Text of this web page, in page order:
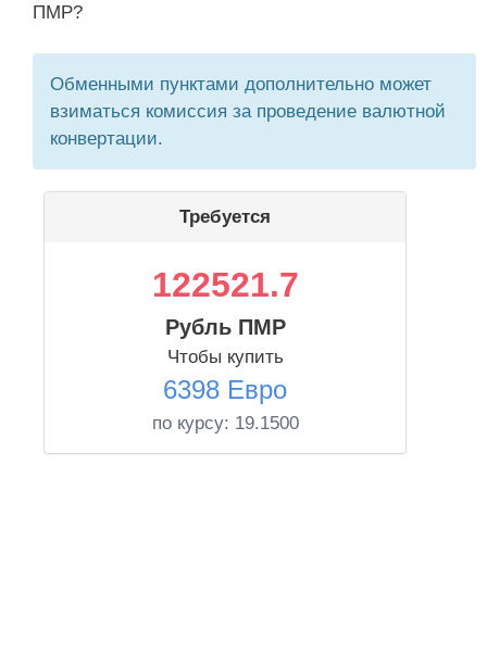
ПМР?
Обменными пунктами дополнительно может
взиматься комиссия за проведение валютной
конвертации.
Требуется
122521.7
Рубль ПМР
Чтобы купить
6398 Евро
по курсу: 19.1500